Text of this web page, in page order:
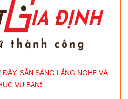
ĐÂY, SẴN SÀNG LẮNG NGHE VÀ
VỤ BẠN❗️